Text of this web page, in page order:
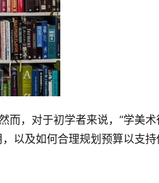
而，对于初学者来说，“学美术
以及如何合理规划预算以支持